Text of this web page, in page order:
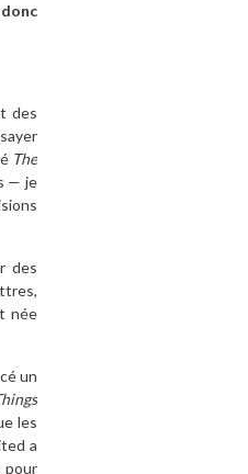
des
The
— je
des
née
un
les
a
pour